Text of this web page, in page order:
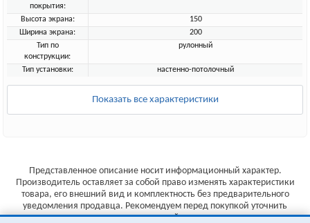
покрытия:
Высота экрана:
150
Ширина экрана:
200
Тип по
конструкции:
рулонный
Тип установки: настенно-потолочный
Показать все характеристики
Представленное описание носит информационный характер.
Производитель оставляет за собой право изменять характеристики
товара, его внешний вид и комплектность без предварительного
уведомления продавца. Рекомендуем перед покупкой уточнить
характеристики товара на сайте производителя.